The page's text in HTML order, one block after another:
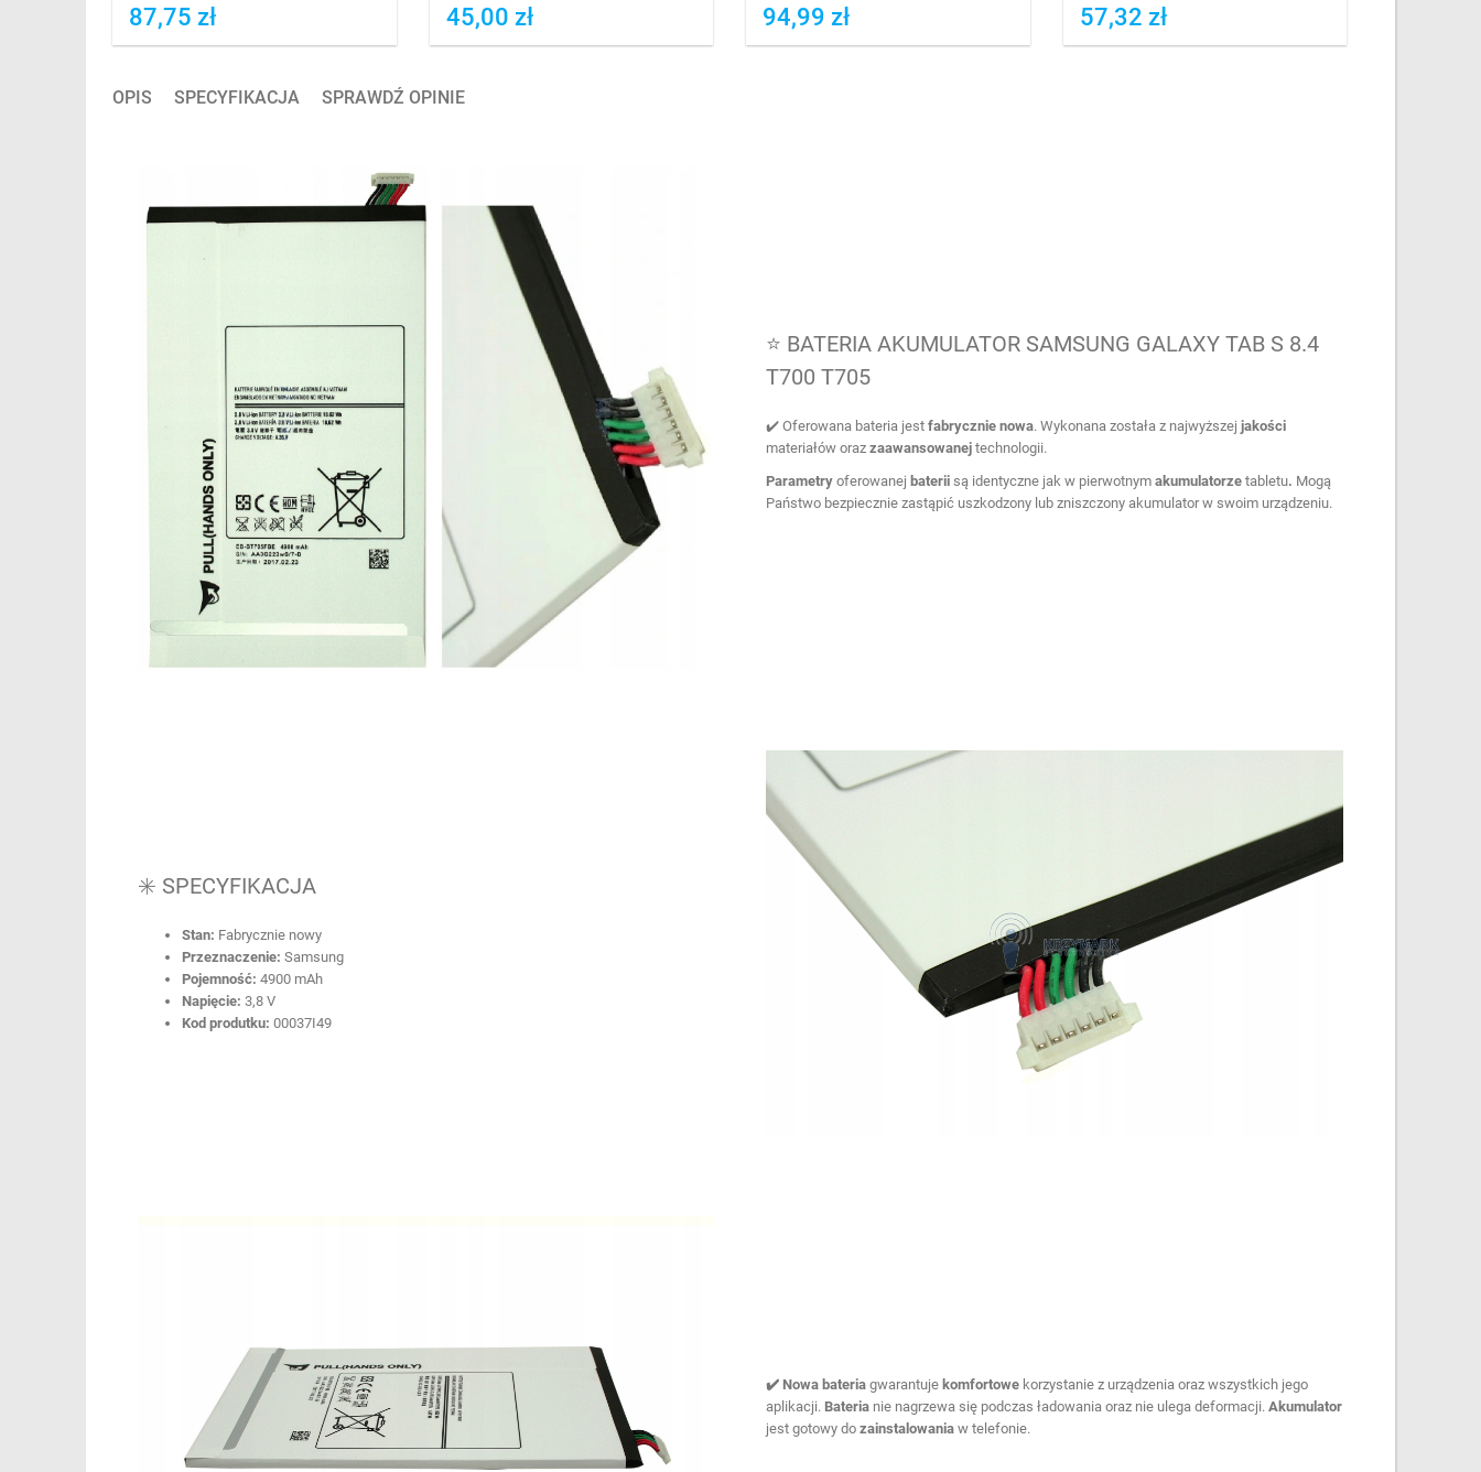
87,75 zł
Dodaj do porówania 45,00 zł
Dodaj do porówania 94,99 zł
Dodaj do porówania 57,32 zł
Dodaj do porówania
OPIS SPECYFIKACJA SPRAWDŹ OPINIE
⭐ BATERIA AKUMULATOR SAMSUNG GALAXY TAB S 8.4
T700 T705
✔️ Oferowana bateria jest fabrycznie nowa. Wykonana została z najwyższej jakości
materiałów oraz zaawansowanejtechnologii.
Parametryoferowanej bateriisą identyczne jak w pierwotnym akumulatorzetabletu. Mogą
Państwo bezpiecznie zastąpić uszkodzony lub zniszczony akumulator w swoim urządzeniu.
✳️ SPECYFIKACJA
Stan: Fabrycznie nowy
Przeznaczenie: Samsung
Pojemność: 4900 mAh
Napięcie: 3,8 V
Kod produtku: 00037I49
✔️ Nowa bateriagwarantuje komfortowekorzystanie z urządzenia oraz wszystkich jego
aplikacji. Baterianie nagrzewa się podczas ładowania oraz nie ulega deformacji. Akumulator
jest gotowy do zainstalowaniaw telefonie.